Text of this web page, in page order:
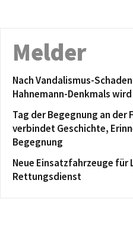
Melder
Nach Vandalismus-
Hahnemann-Denkmals
Tag der Begegnung an
verbindet Geschichte,
Begegnung
Neue Einsatzfahrzeuge für
Rettungsdienst